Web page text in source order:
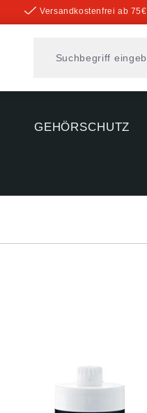
Versandkostenfrei ab 75€
GEHÖRSCHUTZ